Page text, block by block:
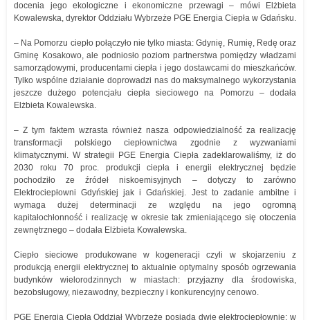
docenia jego ekologiczne i ekonomiczne przewagi – mówi Elżbieta
Kowalewska, dyrektor Oddziału Wybrzeże PGE Energia Ciepła w Gdańsku.
– Na Pomorzu ciepło połączyło nie tylko miasta: Gdynię, Rumię, Redę oraz
Gminę Kosakowo, ale podniosło poziom partnerstwa pomiędzy władzami
samorządowymi, producentami ciepła i jego dostawcami do mieszkańców.
Tylko wspólne działanie doprowadzi nas do maksymalnego wykorzystania
jeszcze dużego potencjału ciepła sieciowego na Pomorzu – dodała
Elżbieta Kowalewska.
– Z tym faktem wzrasta również nasza odpowiedzialność za realizację
transformacji polskiego ciepłownictwa zgodnie z wyzwaniami
klimatycznymi. W strategii PGE Energia Ciepła zadeklarowaliśmy, iż do
2030 roku 70 proc. produkcji ciepła i energii elektrycznej będzie
pochodziło ze źródeł niskoemisyjnych – dotyczy to zarówno
Elektrociepłowni Gdyńskiej jak i Gdańskiej. Jest to zadanie ambitne i
wymaga dużej determinacji ze względu na jego ogromną
kapitałochłonność i realizację w okresie tak zmieniającego się otoczenia
zewnętrznego – dodała Elżbieta Kowalewska.
Ciepło sieciowe produkowane w kogeneracji czyli w skojarzeniu z
produkcją energii elektrycznej to aktualnie optymalny sposób ogrzewania
budynków wielorodzinnych w miastach: przyjazny dla środowiska,
bezobsługowy, niezawodny, bezpieczny i konkurencyjny cenowo.
PGE Energia Ciepła Oddział Wybrzeże posiada dwie elektrociepłownie: w